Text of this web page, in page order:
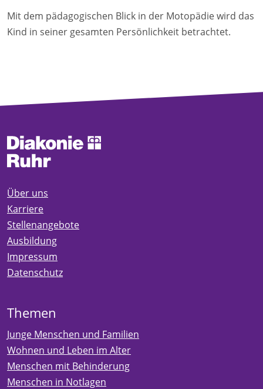
Mit dem pädagogischen Blick in der Motopädie wird das
Kind in seiner gesamten Persönlichkeit betrachtet.
Über uns
Karriere
Stellenangebote
Ausbildung
Impressum
Datenschutz
Themen
Junge Menschen und Familien
Wohnen und Leben im Alter
Menschen mit Behinderung
Menschen in Notlagen